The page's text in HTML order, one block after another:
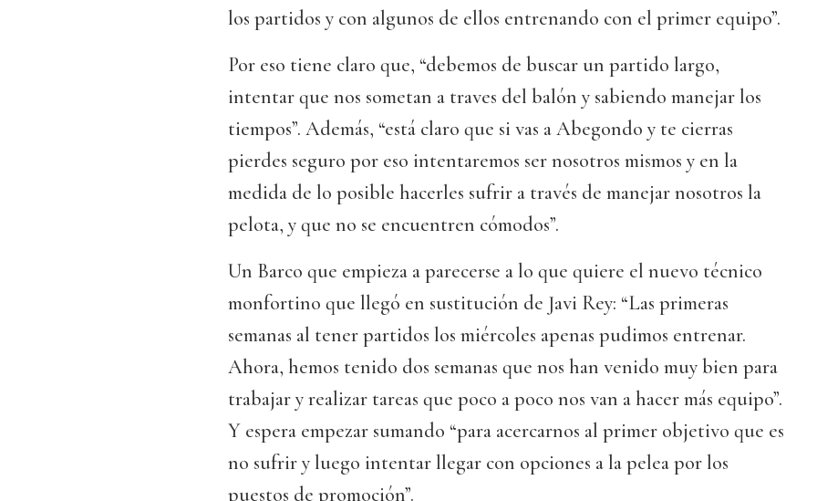
los partidos y con algunos de ellos entrenando con el primer equipo”.
Por eso tiene claro que, “debemos de buscar un partido largo,
intentar que nos sometan a traves del balón y sabiendo manejar los
tiempos”. Además, “está claro que si vas a Abegondo y te cierras
pierdes seguro por eso intentaremos ser nosotros mismos y en la
medida de lo posible hacerles sufrir a través de manejar nosotros la
pelota, y que no se encuentren cómodos”.
Un Barco que empieza a parecerse a lo que quiere el nuevo técnico
monfortino que llegó en sustitución de Javi Rey: “Las primeras
semanas al tener partidos los miércoles apenas pudimos entrenar.
Ahora, hemos tenido dos semanas que nos han venido muy bien para
trabajar y realizar tareas que poco a poco nos van a hacer más equipo”.
Y espera empezar sumando “para acercarnos al primer objetivo que es
no sufrir y luego intentar llegar con opciones a la pelea por los
puestos de promoción”.